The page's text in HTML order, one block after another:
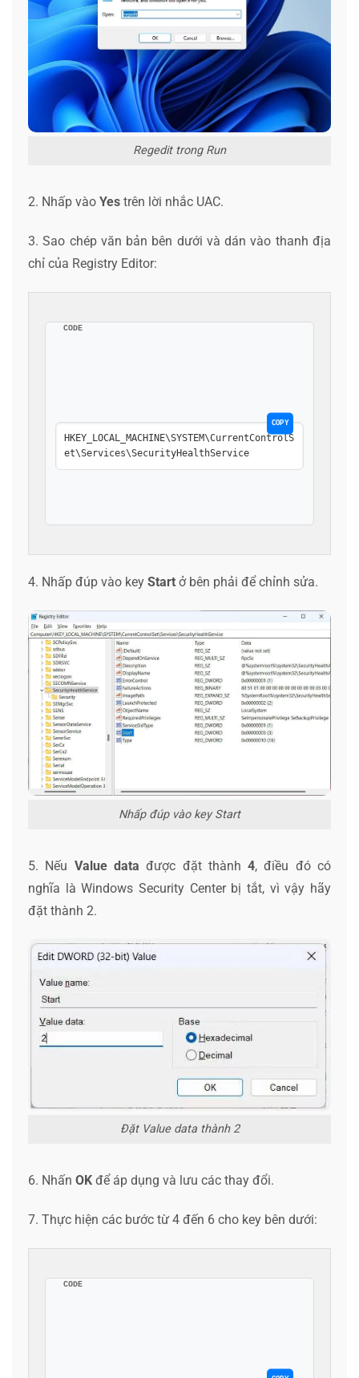
Regedit trong Run
2. Nhấp vào Yes trên lời nhắc UAC.
3. Sao chép văn bản bên dưới và dán vào thanh địa
chỉ của Registry Editor:
CODE
COPY
HKEY_LOCAL_MACHINE\SYSTEM\CurrentControlS
et\Services\SecurityHealthService
4. Nhấp đúp vào key Start ở bên phải để chỉnh sửa.
Nhấp đúp vào key Start
5. Nếu Value datađược đặt thành4, điều đó có
nghĩa là Windows Security Center bị tắt, vì vậy hãy
đặt thành 2.
Đặt Value data thành 2
6. Nhấn OK để áp dụng và lưu các thay đổi.
7. Thực hiện các bước từ 4 đến 6 cho key bên dưới:
CODE